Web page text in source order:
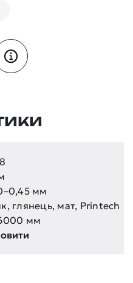
мм
глянець, мат, Printech
мм